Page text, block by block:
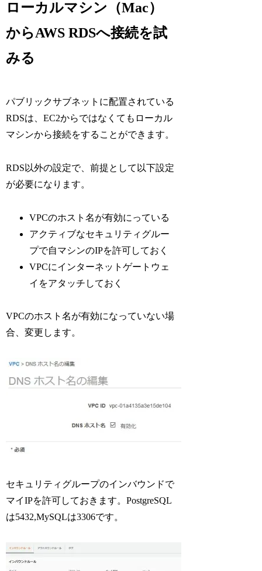
ローカルマシン（Mac）
からAWS RDSへ接続を試
みる
パブリックサブネットに配置されている
RDSは、EC2からではなくてもローカル
マシンから接続をすることができます。
RDS以外の設定で、前提として以下設定
が必要になります。
VPCのホスト名が有効にっている
アクティブなセキュリティグルー
プで自マシンのIPを許可しておく
VPCにインターネットゲートウェ
イをアタッチしておく
VPCのホスト名が有効になっていない場
合、変更します。
セキュリティグループのインバウンドで
マイIPを許可しておきます。PostgreSQL
は5432,MySQLは3306です。